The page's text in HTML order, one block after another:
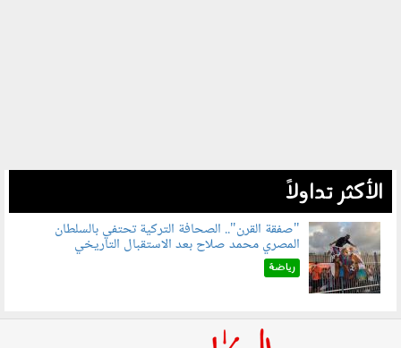
الأكثر تداولاً
070801.jpg
"صفقة القرن".. الصحافة التركية تحتفي بالسلطان
المصري محمد صلاح بعد الاستقبال التاريخي
رياضة